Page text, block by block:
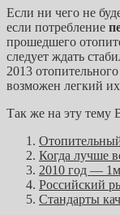
Если ни чего не
если потребление
прошедшего
следует ждать
2013
возможен легкий
Так же на эту тему
Когда лучше
2010 год —
Российский
Стандарты